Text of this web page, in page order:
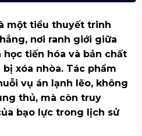
một tiểu thuyết trinh
nơi ranh giới giữa
tiến hóa và bản chất
xóa nhòa. Tác phẩm
vụ án lạnh lẽo, không
thủ, mà còn truy
bạo lực trong lịch sử